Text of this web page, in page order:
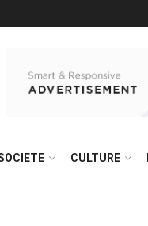
CULTURE